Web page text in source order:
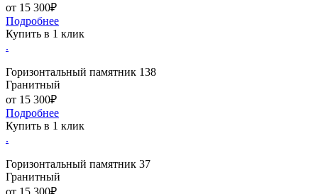
от 15 300₽
Подробнее
Купить в 1 клик
.
Горизонтальный памятник 138
Гранитный
от 15 300₽
Подробнее
Купить в 1 клик
.
Горизонтальный памятник 37
Гранитный
от 15 300₽